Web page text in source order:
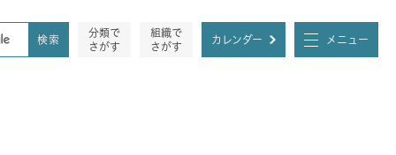
分類で
さがす
組織で
さがす
カレンダー メニュー